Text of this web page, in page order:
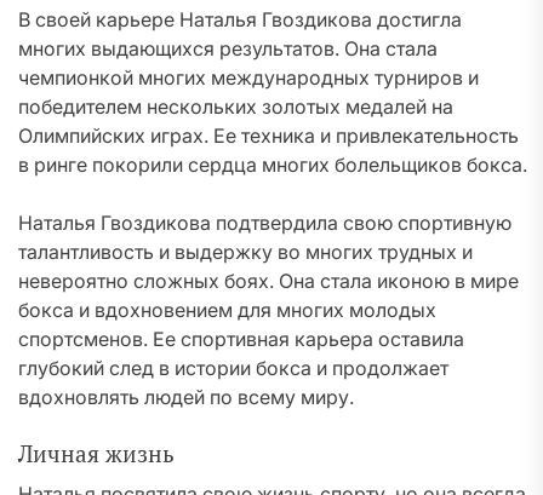
В своей карьере Наталья Гвоздикова достигла
многих выдающихся результатов. Она стала
чемпионкой многих международных турниров и
победителем нескольких золотых медалей на
Олимпийских играх. Ее техника и привлекательность
в ринге покорили сердца многих болельщиков бокса.
Наталья Гвоздикова подтвердила свою спортивную
талантливость и выдержку во многих трудных и
невероятно сложных боях. Она стала иконою в мире
бокса и вдохновением для многих молодых
спортсменов. Ее спортивная карьера оставила
глубокий след в истории бокса и продолжает
вдохновлять людей по всему миру.
Личная жизнь